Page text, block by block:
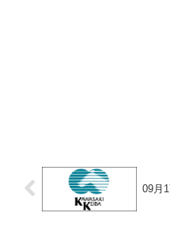
09月